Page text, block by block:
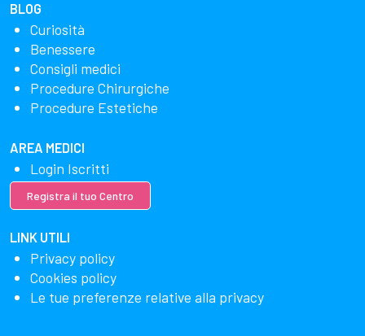
BLOG
Curiosità
Benessere
Consigli medici
Procedure Chirurgiche
Procedure Estetiche
AREA MEDICI
Login Iscritti
Registra il tuo Centro
LINK UTILI
Privacy policy
Cookies policy
Le tue preferenze relative alla privacy